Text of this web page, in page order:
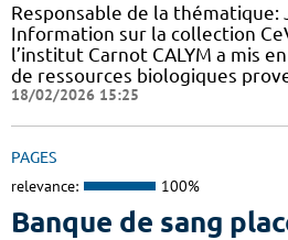
Responsable de la thématique:
Information sur la collection
l’institut Carnot CALYM a mis
de ressources biologiques
18/02/2026 15:25
PAGES
relevance: 100%
Banque de sang